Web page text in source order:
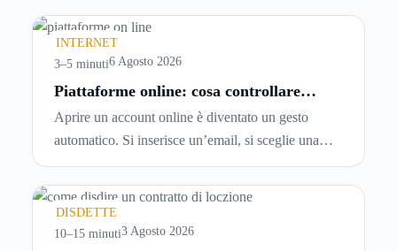
INTERNET
3–5 minuti6 Agosto 2026
Piattaforme online: cosa controllare
prima di iscriversi e usare servizi in
tempo reale
Aprire un account online è diventato un gesto
automatico. Si inserisce un’email, si sceglie una
password, si accetta una serie di condizioni senza
leggerle davvero. Tutto avviene in pochi minuti,
spesso senza che ci si fermi a capire dove si sta
entrando.
DISDETTE
10–15 minuti3 Agosto 2026